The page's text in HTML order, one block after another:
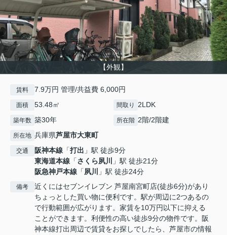
【外観】
賃料 7.9万円 管理/共益費 6,000円
面積 53.48㎡ 間取り 2LDK
築年数 築30年 所在階 2階/2階建
所在地 兵庫県芦屋市大東町
交通 阪神本線 「打出 」駅 徒歩9分
東海道本線 「さくら夙川
」駅 徒歩21分
阪急神戸本線 「夙川 」駅 徒歩24分
備考
近くにはセブンイレブン 芦屋南宮町店(徒歩6分)があり
ちょっとした買い物に便利です。駅が周辺に2つあるの
で行動範囲が広がります。家賃を10万円以下に抑える
ことができます。利便性の高い徒歩9分の物件です。阪
神本線打出周辺で賃貸をお探しでしたら、芦屋市の情報